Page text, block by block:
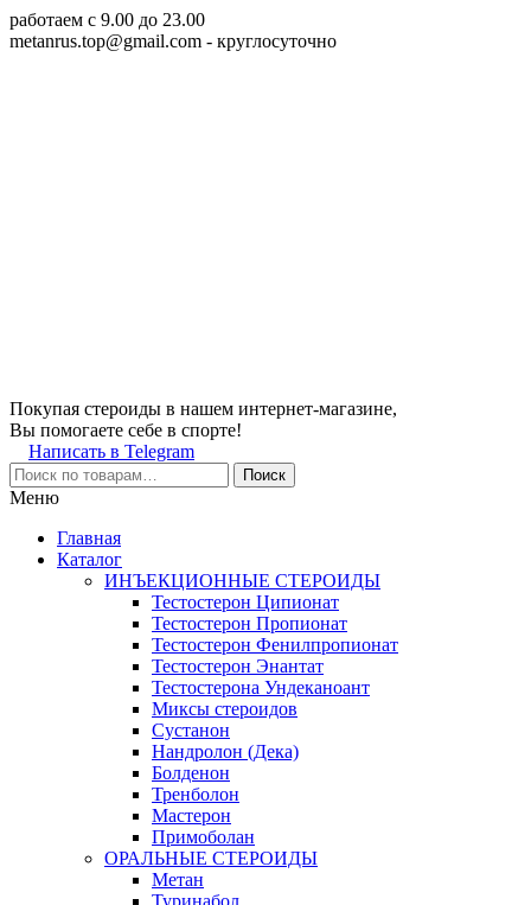
работаем c 9.00 до 23.00
metanrus.top@gmail.com - круглосуточно
Покупая стероиды в нашем интернет-магазине,
Вы помогаете себе в спорте!
Написать в Telegram
Поиск
Меню
Главная
Каталог
ИНЪЕКЦИОННЫЕ СТЕРОИДЫ
Тестостерон Ципионат
Тестостерон Пропионат
Тестостерон Фенилпропионат
Тестостерон Энантат
Тестостерона Ундеканоант
Миксы стероидов
Сустанон
Нандролон (Дека)
Болденон
Тренболон
Мастерон
Примоболан
ОРАЛЬНЫЕ СТЕРОИДЫ
Метан
Туринабол